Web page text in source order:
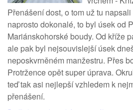
Přenášení dost, o tom už tu
naprosto dokonalé, to byl úsek od
Mariánskohorské boudy. Od kříže
ale pak byl nejsouvislejší úsek
neposkvrněném manžestru. Přes
Protržence opět super úprava.
teď tak asi nejlepší vzhledem k
přenášení.